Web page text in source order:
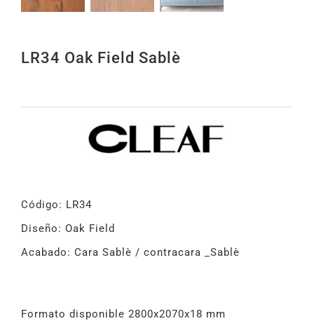
LR34 Oak Field Sablè
Código: LR34
Diseño: Oak Field
Acabado: Cara Sablè / contracara _Sablè
Formato disponible 2800x2070x18 mm